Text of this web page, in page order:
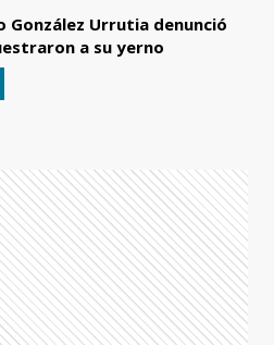
González Urrutia denunció
a su yerno